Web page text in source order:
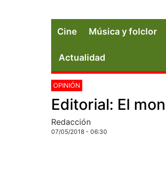
Cine Música y folclor
Actualidad
OPINIÓN
Editorial: El
Redacción
07/05/2018 - 06:30